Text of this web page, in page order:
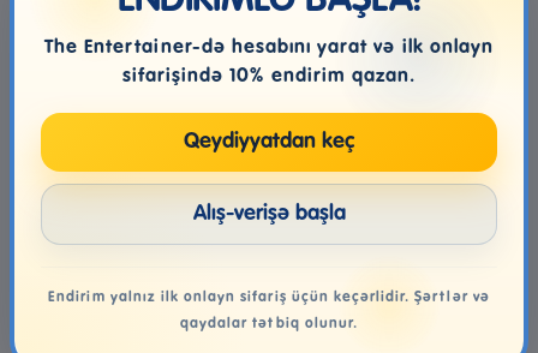
The Entertainer-də hesabını yarat və ilk onlayn
sifarişində 10% endirim qazan.
Qeydiyyatdan keç
Alış-verişə başla
Endirim yalnız ilk onlayn sifariş üçün keçərlidir. Şərtlər və
qaydalar tətbiq olunur.